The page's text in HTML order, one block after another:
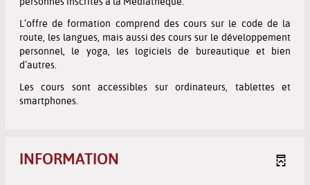
L’offre de formation comprend des cours sur le code de la
route, les langues, mais aussi des cours sur le développement
personnel, le yoga, les logiciels de bureautique et bien
d’autres
Les cours sont accessibles sur ordinateurs, tablettes et
smartphones.
INFORMATION